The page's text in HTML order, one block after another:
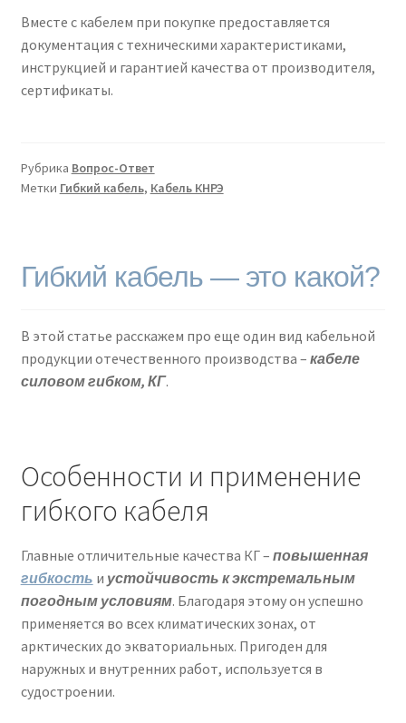
Вместе с кабелем при покупке предоставляется
документация с техническими характеристиками,
инструкцией и гарантией качества от производителя,
сертификаты.
Рубрика Вопрос-Ответ
Метки Гибкий кабель, Кабель КНРЭ
Гибкий кабель — это какой?
В этой статье расскажем про еще один вид кабельной
продукции отечественного производства – кабеле
силовом гибком, КГ.
Особенности и применение
гибкого кабеля
Главные отличительные качества КГ – повышенная
гибкость и устойчивость к экстремальным
погодным условиям. Благодаря этому он успешно
применяется во всех климатических зонах, от
арктических до экваториальных. Пригоден для
наружных и внутренних работ, используется в
судостроении.